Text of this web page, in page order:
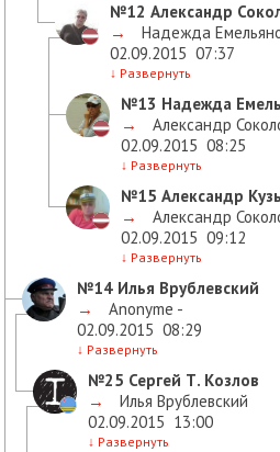
№12 Александр
→
Надежда
02.09.2015 07:37
↓ Развернуть
№13 Надежда
→
Александр
02.09.2015 08:25
↓ Развернуть
№15 Александр
→
Александр
02.09.2015 09:12
↓ Развернуть
№14 Илья Врублевский
→
Anonyme -
02.09.2015 08:29
↓ Развернуть
№25 Сергей Т. Козлов
→
Илья Врублевский
02.09.2015 13:00
↓ Развернуть